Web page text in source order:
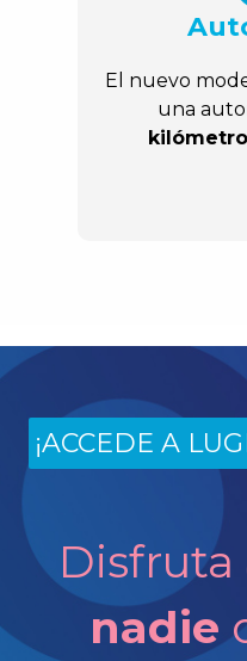
El nuevo
una
¡ACCEDE A
Disfruta
nadie